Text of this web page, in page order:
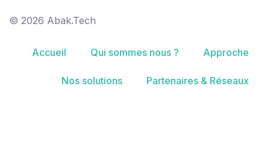
© 2026 Abak.Tech
Accueil Qui sommes nous ? Approche
Nos solutions Partenaires & Réseaux